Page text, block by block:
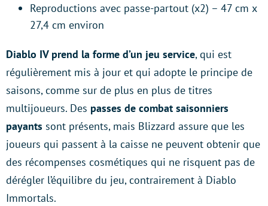
Reproductions avec passe-partout (x2) – 47 cm x
27,4 cm environ
Diablo IV prend la forme d’un jeu service, qui est
régulièrement mis à jour et qui adopte le principe de
saisons, comme sur de plus en plus de titres
multijoueurs. Des passes de combat saisonniers
payants sont présents, mais Blizzard assure que les
joueurs qui passent à la caisse ne peuvent obtenir que
des récompenses cosmétiques qui ne risquent pas de
dérégler l’équilibre du jeu, contrairement à Diablo
Immortals.